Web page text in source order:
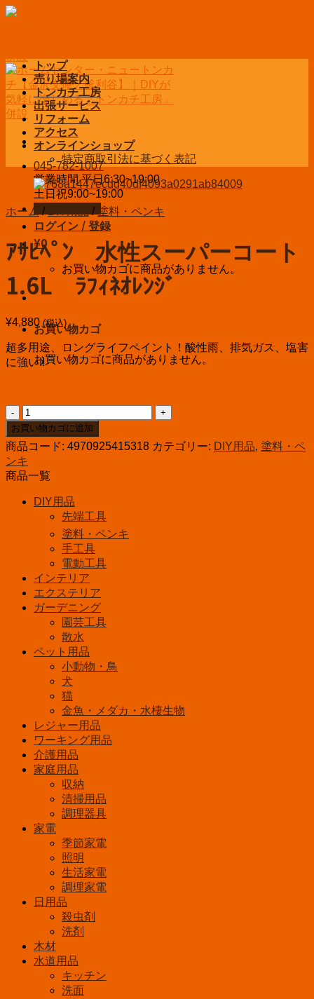
Skip
045-782-1007
営業時間 平日6:30~19:00
土日祝9:00~19:00
お問い合わせ
ログイン / 登録
¥0
お買い物カゴに商品がありません。
お買い物カゴ
お買い物カゴに商品がありません。
トップ
売り場案内
トンカチ工房
出張サービス
リフォーム
アクセス
オンラインショップ
特定商取引法に基づく表記
ホーム / / 塗料・ペンキ
ｱｻﾋﾍﾟﾝ 水性スーパーコート
1.6L ﾗﾌｨﾈｵﾚﾝｼﾞ
¥4,880 (税込)
超多用途、ロングライフペイント！酸性雨、排気ガス、塩害
に強い!!
ｱ
ｻ
ﾋ
ﾍﾟ
ﾝ
水
ス
ー
ト
1.6L
ﾈ
お買い物カゴに追加
商品コード: 4970925415318 カテゴリー: DIY用品, 塗料・ペ
ンキ
商品一覧
DIY用品
先端工具
塗料・ペンキ
手工具
電動工具
インテリア
エクステリア
ガーデニング
園芸工具
散水
ペット用品
小動物・鳥
犬
猫
金魚・メダカ・水棲生物
レジャー用品
ワーキング用品
介護用品
家庭用品
収納
清掃用品
調理器具
家電
季節家電
照明
生活家電
調理家電
日用品
殺虫剤
洗剤
木材
水道用品
キッチン
洗面